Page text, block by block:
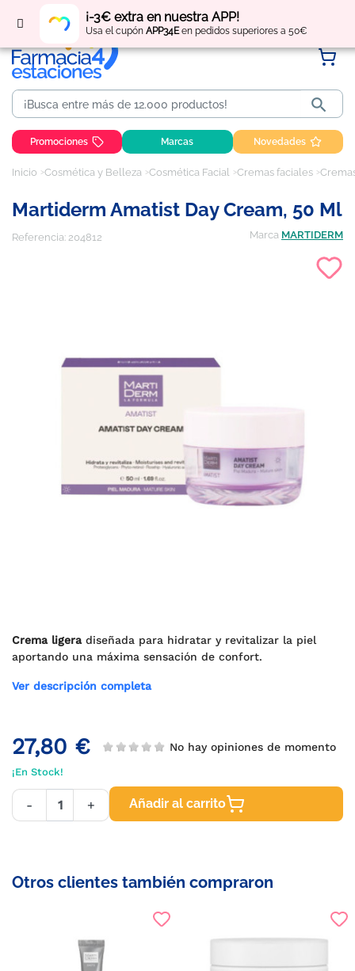
¡-3€ extra en nuestra APP!
Usa el cupón APP34Een pedidos superiores a 50€
Regístratey obtén puntos por tus compras

Promociones Marcas Novedades
Inicio Cosmética y Belleza Cosmética Facial Cremas faciales
Martiderm Amatist Day Cream, 50 Ml
Referencia: 204812 Marca MARTIDERM
Crema ligeradiseñada para hidratar y revitalizar la piel
aportando una máxima sensación de confort.
Ver descripción completa
27,80 € No hay opiniones de momento
¡En Stock!
- + Añadir al carrito
Otros clientes también compraron